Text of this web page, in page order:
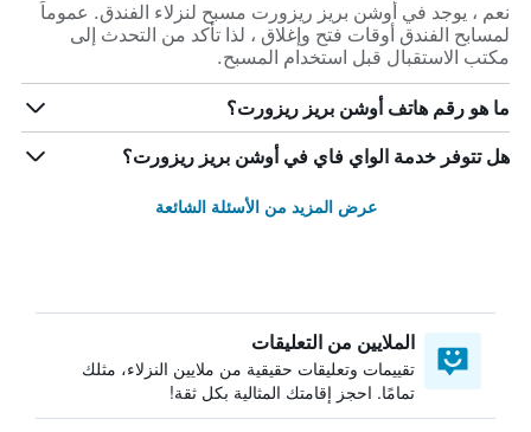
نعم ، يوجد في أوشن بريز ريزورت مسبح لنزلاء الفندق. عموماً
لمسابح الفندق أوقات فتح وإغلاق ، لذا تأكد من التحدث إلى
مكتب الاستقبال قبل استخدام المسبح.
ما هو رقم هاتف أوشن بريز ريزورت؟
هل تتوفر خدمة الواي فاي في أوشن بريز ريزورت؟
عرض المزيد من الأسئلة الشائعة
الملايين من التعليقات
تقييمات وتعليقات حقيقية من ملايين النزلاء، مثلك
تمامًا. احجز إقامتك المثالية بكل ثقة!